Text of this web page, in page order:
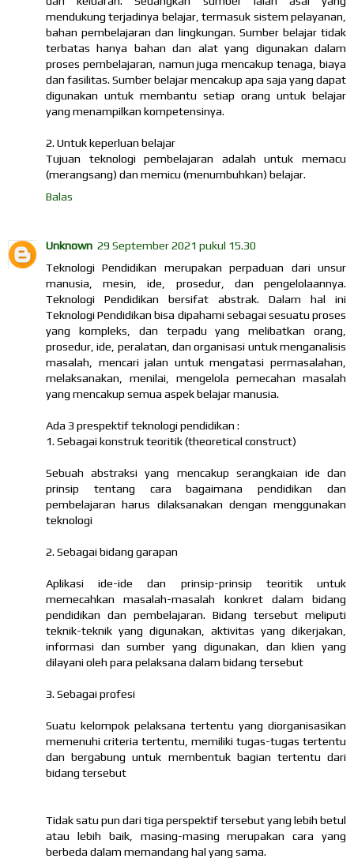
mendukung terjadinya belajar, termasuk sistem pelayanan,
bahan pembelajaran dan lingkungan. Sumber belajar tidak
terbatas hanya bahan dan alat yang digunakan dalam
proses pembelajaran, namun juga mencakup tenaga, biaya
dan fasilitas. Sumber belajar mencakup apa saja yang dapat
digunakan untuk membantu setiap orang untuk belajar
yang menampilkan kompetensinya.
2. Untuk keperluan belajar
Tujuan teknologi pembelajaran adalah untuk memacu
(merangsang) dan memicu (menumbuhkan) belajar.
Balas
Unknown 29 September 2021 pukul 15.30
Teknologi Pendidikan merupakan perpaduan dari unsur
manusia, mesin, ide, prosedur, dan pengelolaannya.
Teknologi Pendidikan bersifat abstrak. Dalam hal ini
Teknologi Pendidikan bisa dipahami sebagai sesuatu proses
yang kompleks, dan terpadu yang melibatkan orang,
prosedur, ide, peralatan, dan organisasi untuk menganalisis
masalah, mencari jalan untuk mengatasi permasalahan,
melaksanakan, menilai, mengelola pemecahan masalah
yang mencakup semua aspek belajar manusia.
Ada 3 prespektif teknologi pendidikan :
1. Sebagai konstruk teoritik (theoretical construct)
Sebuah abstraksi yang mencakup serangkaian ide dan
prinsip tentang cara bagaimana pendidikan dan
pembelajaran harus dilaksanakan dengan menggunakan
teknologi
2. Sebagai bidang garapan
Aplikasi ide-ide dan prinsip-prinsip teoritik untuk
memecahkan masalah-masalah konkret dalam bidang
pendidikan dan pembelajaran. Bidang tersebut meliputi
teknik-teknik yang digunakan, aktivitas yang dikerjakan,
informasi dan sumber yang digunakan, dan klien yang
dilayani oleh para pelaksana dalam bidang tersebut
3. Sebagai profesi
Suatu kelompok pelaksana tertentu yang diorganisasikan
memenuhi criteria tertentu, memiliki tugas-tugas tertentu
dan bergabung untuk membentuk bagian tertentu dari
bidang tersebut
Tidak satu pun dari tiga perspektif tersebut yang lebih betul
atau lebih baik, masing-masing merupakan cara yang
berbeda dalam memandang hal yang sama.